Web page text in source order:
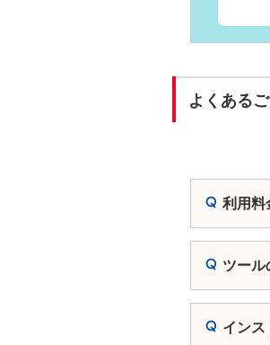
よくある
利用料
ツール
インス